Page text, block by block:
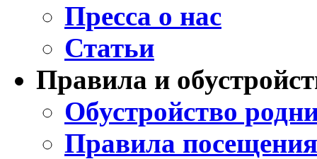
Пресса о нас
Статьи
Правила и
Обустройство
Правила